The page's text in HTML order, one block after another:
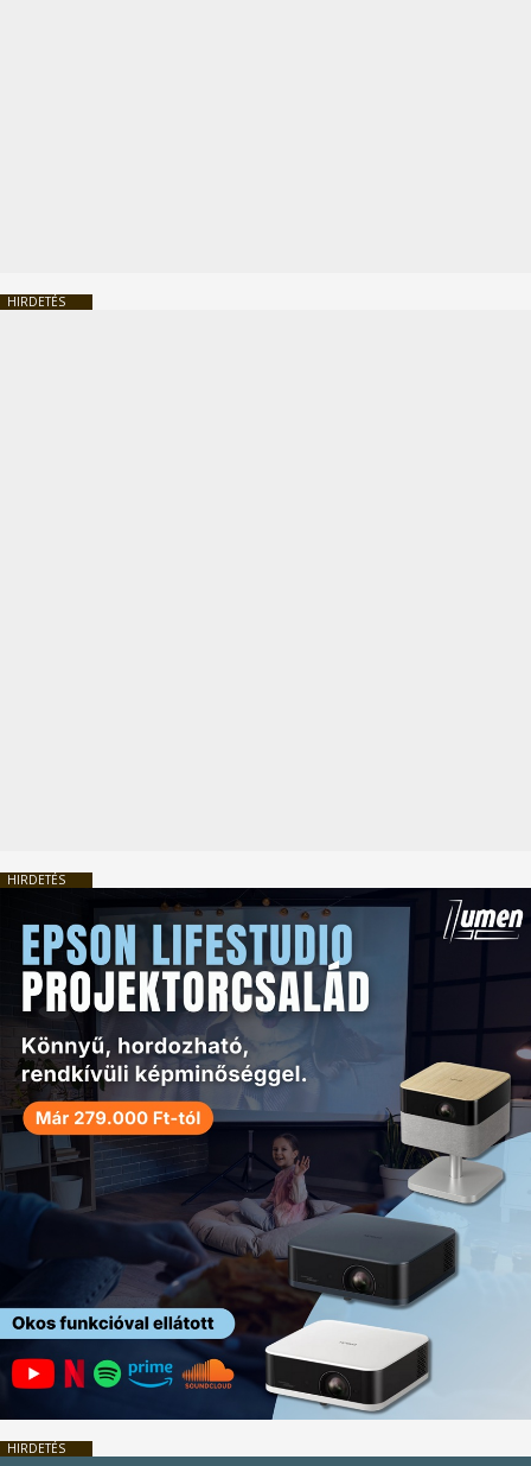
HIRDETÉS
HIRDETÉS
HIRDETÉS